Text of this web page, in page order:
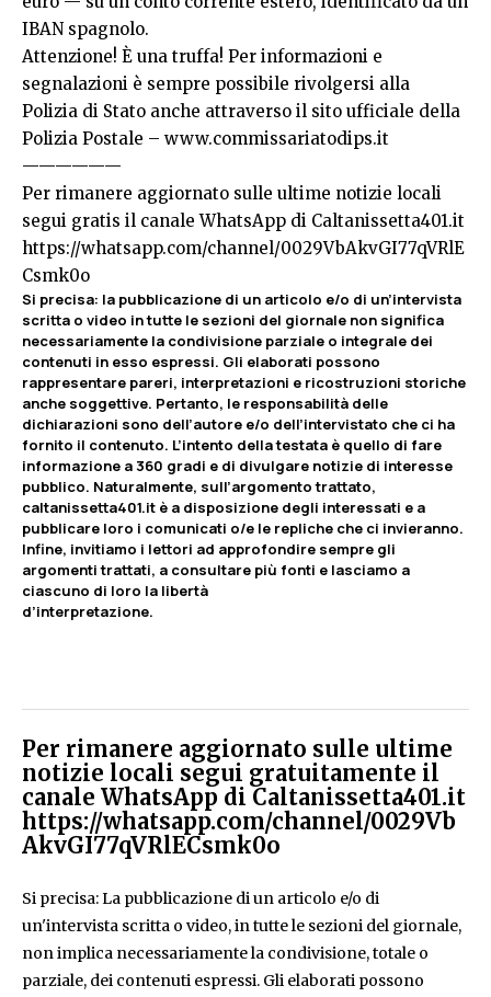
IBAN spagnolo.
Attenzione! È una truffa! Per informazioni e
segnalazioni è sempre possibile rivolgersi alla
Polizia di Stato anche attraverso il sito ufficiale della
Polizia Postale – www.commissariatodips.it
——————
Per rimanere aggiornato sulle ultime notizie locali
segui gratis il canale WhatsApp di Caltanissetta401.it
https://whatsapp.com/channel/0029VbAkvGI77qVRlE
Csmk0o
Si precisa: la pubblicazione di un articolo e/o di un’intervista
scritta o video in tutte le sezioni del giornale non significa
necessariamente la condivisione parziale o integrale dei
contenuti in esso espressi. Gli elaborati possono
rappresentare pareri, interpretazioni e ricostruzioni storiche
anche soggettive. Pertanto, le responsabilità delle
dichiarazioni sono dell’autore e/o dell’intervistato che ci ha
fornito il contenuto. L’intento della testata è quello di fare
informazione a 360 gradi e di divulgare notizie di interesse
pubblico. Naturalmente, sull’argomento trattato,
caltanissetta401.it è a disposizione degli interessati e a
pubblicare loro i comunicati o/e le repliche che ci invieranno.
Infine, invitiamo i lettori ad approfondire sempre gli
argomenti trattati, a consultare più fonti e lasciamo a
ciascuno di loro la libertà
d’interpretazione.
Per rimanere aggiornato sulle ultime
notizie locali segui gratuitamente il
canale WhatsApp di Caltanissetta401.it
https://whatsapp.com/channel/0029Vb
AkvGI77qVRlECsmk0o
Si precisa: La pubblicazione di un articolo e/o di
un'intervista scritta o video, in tutte le sezioni del giornale,
non implica necessariamente la condivisione, totale o
parziale, dei contenuti espressi. Gli elaborati possono